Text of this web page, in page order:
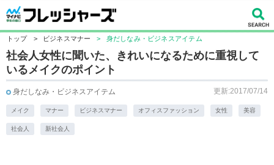
トップ > ビジネスマナー > 身だしなみ・ビジネスアイテム
社会人女性に聞いた、きれいになるために重視して
いるメイクのポイント
身だしなみ・ビジネスアイテム 更新:2017/07/14
メイク マナー ビジネスマナー オフィスファッション 女性 美容
社会人 新社会人